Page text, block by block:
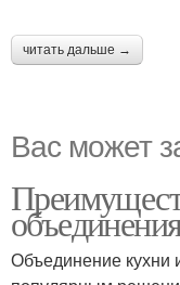
читать дальше →
Вас может
Объединение кухни